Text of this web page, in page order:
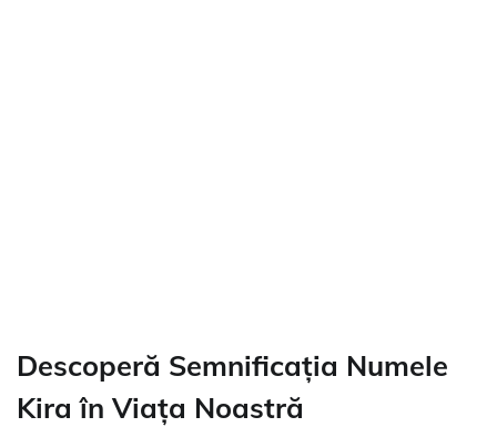
Descoperă Semnificația Numele
Kira în Viața Noastră